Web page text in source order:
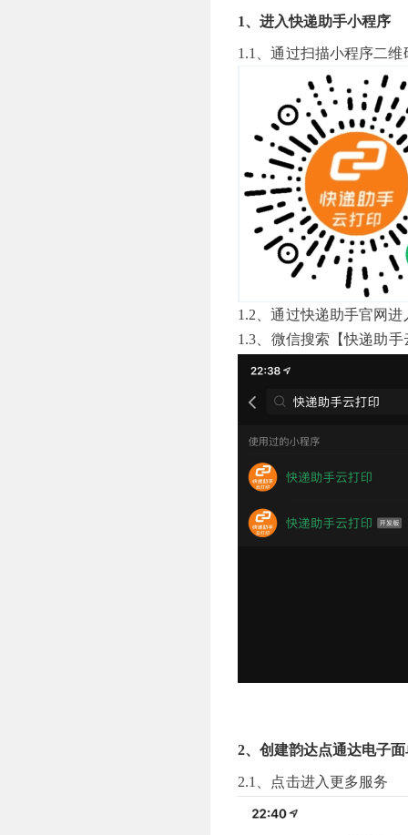
1、进入快递助手小程序
1.1、通过扫描小程序二维
1.2、通过快递助手官网
1.3、微信搜索【快递助
2、创建韵达点通达电子面
2.1、点击进入更多服务